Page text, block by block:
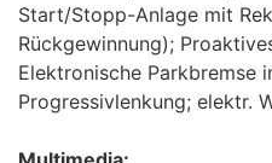
Start/Stopp-Anlage mit
Rückgewinnung);
Elektronische Parkbremse
Progressivlenkung; elektr.